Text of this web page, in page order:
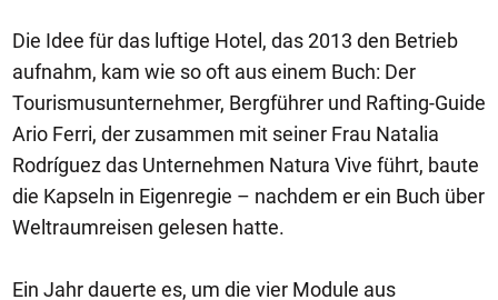
Die Idee für das luftige Hotel, das 2013 den Betrieb
aufnahm, kam wie so oft aus einem Buch: Der
Tourismusunternehmer, Bergführer und Rafting-Guide
Ario Ferri, der zusammen mit seiner Frau Natalia
Rodríguez das Unternehmen Natura Vive führt, baute
die Kapseln in Eigenregie – nachdem er ein Buch über
Weltraumreisen gelesen hatte.
Ein Jahr dauerte es, um die vier Module aus